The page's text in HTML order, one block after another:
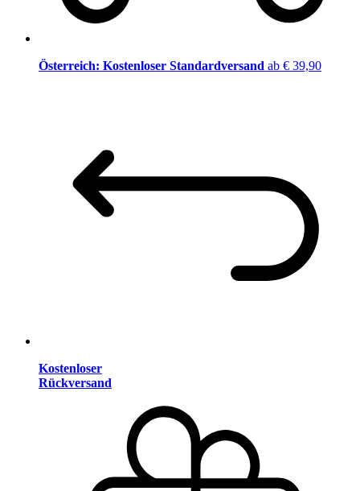
Österreich: Kostenloser Standardversand ab € 39,90
Kostenloser
Rückversand